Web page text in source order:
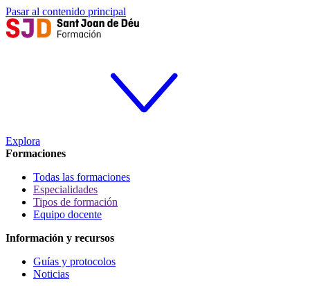
Pasar al contenido principal
Explora
Formaciones
Todas las formaciones
Especialidades
Tipos de formación
Equipo docente
Información y recursos
Guías y protocolos
Noticias